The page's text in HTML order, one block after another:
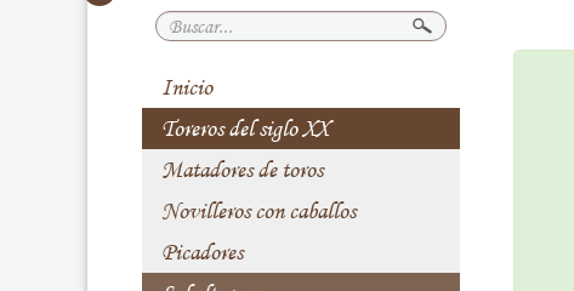
Buscar...
Inicio
Toreros del siglo XX
Matadores de toros
Novilleros con caballos
Picadores